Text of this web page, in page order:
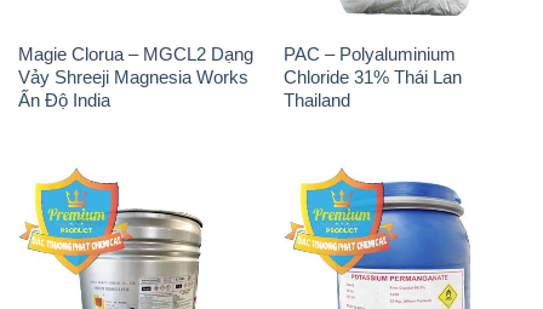
Magie Clorua – MGCL2 Dạng
Vảy Shreeji Magnesia Works
Ấn Độ India
PAC – Polyaluminium
Chloride 31% Thái Lan
Thailand